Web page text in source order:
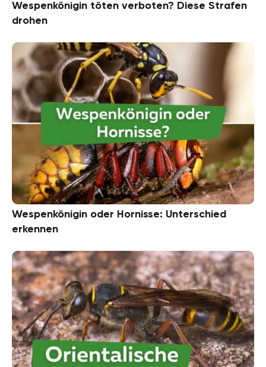
Wespenkönigin töten verboten? Diese Strafen
drohen
Wespenkönigin oder Hornisse: Unterschied
erkennen